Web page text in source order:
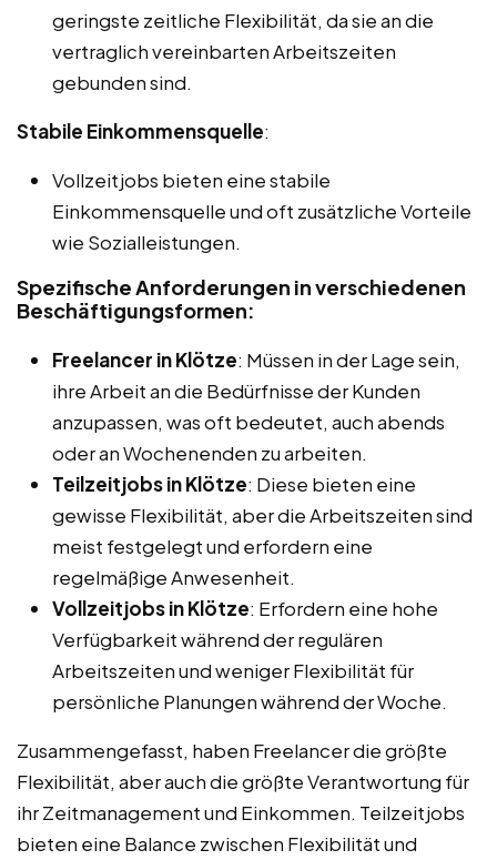
geringste zeitliche Flexibilität, da sie an die
vertraglich vereinbarten Arbeitszeiten
gebunden sind.
Stabile Einkommensquelle:
Vollzeitjobs bieten eine stabile
Einkommensquelle und oft zusätzliche Vorteile
wie Sozialleistungen.
Spezifische Anforderungen in verschiedenen
Beschäftigungsformen:
Freelancer in Klötze: Müssen in der Lage sein,
ihre Arbeit an die Bedürfnisse der Kunden
anzupassen, was oft bedeutet, auch abends
oder an Wochenenden zu arbeiten.
Teilzeitjobs in Klötze: Diese bieten eine
gewisse Flexibilität, aber die Arbeitszeiten sind
meist festgelegt und erfordern eine
regelmäßige Anwesenheit.
Vollzeitjobs in Klötze: Erfordern eine hohe
Verfügbarkeit während der regulären
Arbeitszeiten und weniger Flexibilität für
persönliche Planungen während der Woche.
Zusammengefasst, haben Freelancer die größte
Flexibilität, aber auch die größte Verantwortung für
ihr Zeitmanagement und Einkommen. Teilzeitjobs
bieten eine Balance zwischen Flexibilität und